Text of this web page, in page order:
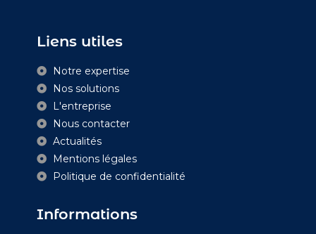
Liens utiles
Notre expertise
Nos solutions
L'entreprise
Nous contacter
Actualités
Mentions légales
Politique de confidentialité
Informations